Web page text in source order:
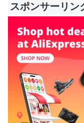
スポンサーリン